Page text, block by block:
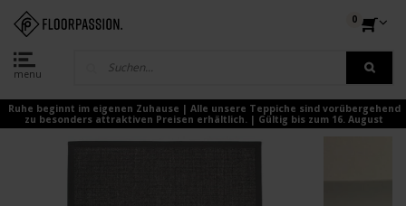
menu
0
Ruhe beginnt im eigenen Zuhause | Alle unsere Teppiche sind vorübergehend
zu besonders attraktiven Preisen erhältlich. | Gültig bis zum 16. August